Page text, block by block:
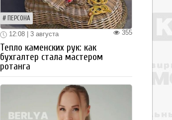
ПЕРСОНА
355
12:08 | 3 августа
Тепло каменских рук: как
бухгалтер стала мастером
ротанга